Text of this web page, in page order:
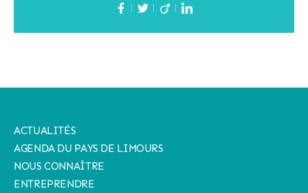
ACTUALITÉS
AGENDA DU PAYS DE LIMOURS
NOUS CONNAÎTRE
ENTREPRENDRE